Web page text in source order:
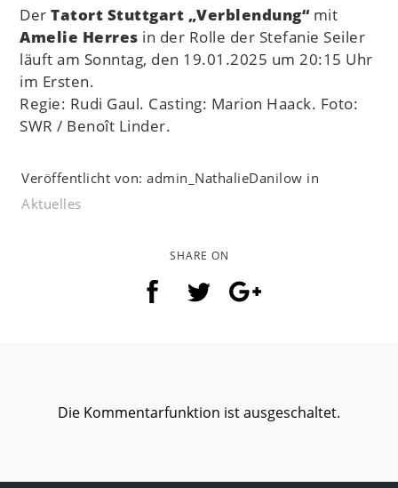
DerTatort Stuttgart „Verblendung“ mit
Amelie Herres in der Rolle der Stefanie Seiler
läuft am Sonntag, den 19.01.2025 um 20:15 Uhr
im Ersten.
Regie: Rudi Gaul. Casting: Marion Haack. Foto:
SWR / Benoît Linder.
Veröffentlicht von: admin_NathalieDanilow in
Aktuelles
SHARE ON
Die Kommentarfunktion ist ausgeschaltet.